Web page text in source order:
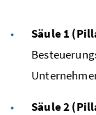
Säule 1 (
Säule 2 (